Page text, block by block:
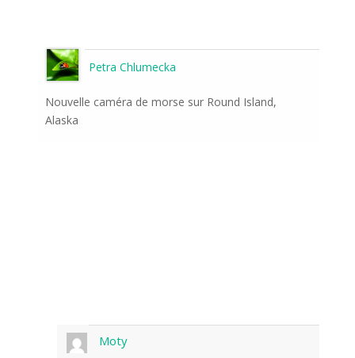
Petra Chlumecka
Nouvelle caméra de morse sur Round Island,
Alaska
Moty